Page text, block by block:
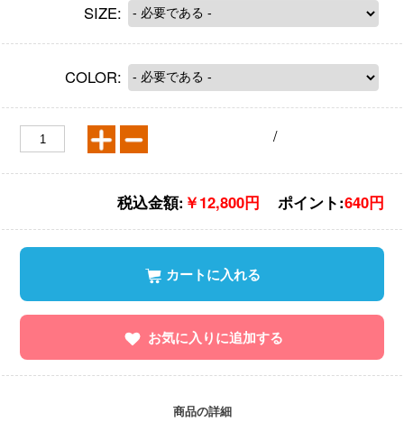
SIZE:
COLOR:
/
税込金額: ￥12,800円 ポイント:640円
カートに入れる
お気に入りに追加する
商品の詳細